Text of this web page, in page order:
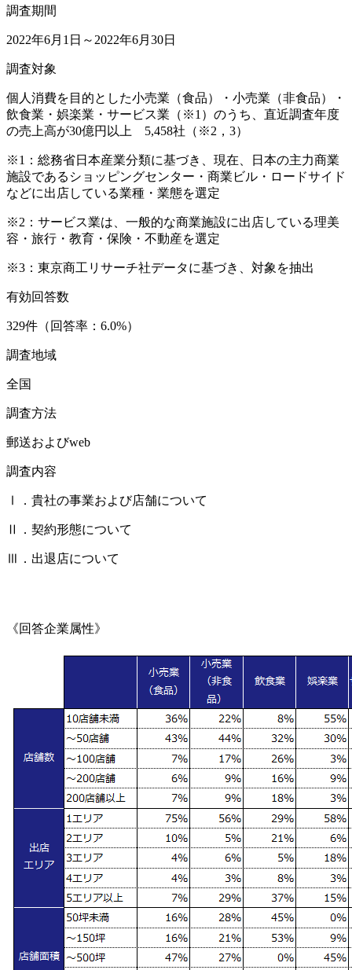
調査期間
2022年6月1日～2022年6月30日
調査対象
個人消費を目的とした小売業（食品）・小売業（非食品）・
飲食業・娯楽業・サービス業（※1）のうち、直近調査年度
の売上高が30億円以上 5,458社（※2，3）
※1：総務省日本産業分類に基づき、現在、日本の主力商業
施設であるショッピングセンター・商業ビル・ロードサイド
などに出店している業種・業態を選定
※2：サービス業は、一般的な商業施設に出店している理美
容・旅行・教育・保険・不動産を選定
※3：東京商工リサーチ社データに基づき、対象を抽出
有効回答数
329件（回答率：6.0%）
調査地域
全国
調査方法
郵送およびweb
調査内容
Ⅰ．貴社の事業および店舗について
Ⅱ．契約形態について
Ⅲ．出退店について
《回答企業属性》